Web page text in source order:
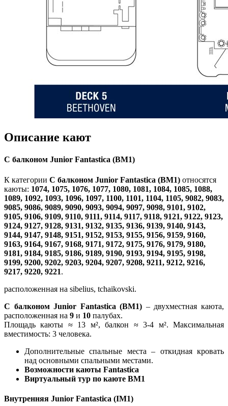
Описание кают
С балконом Junior Fantastica (BM1)
К категории С балконом Junior Fantastica (BM1) относятся
каюты: 1074, 1075, 1076, 1077, 1080, 1081, 1084, 1085, 1088,
1089, 1092, 1093, 1096, 1097, 1100, 1101, 1104, 1105, 9082, 9083,
9085, 9086, 9089, 9090, 9093, 9094, 9097, 9098, 9101, 9102,
9105, 9106, 9109, 9110, 9111, 9114, 9117, 9118, 9121, 9122, 9123,
9124, 9127, 9128, 9131, 9132, 9135, 9136, 9139, 9140, 9143,
9144, 9147, 9148, 9151, 9152, 9153, 9155, 9156, 9159, 9160,
9163, 9164, 9167, 9168, 9171, 9172, 9175, 9176, 9179, 9180,
9181, 9184, 9185, 9186, 9189, 9190, 9193, 9194, 9195, 9198,
9199, 9200, 9202, 9203, 9204, 9207, 9208, 9211, 9212, 9216,
9217, 9220, 9221.
расположенная на sibelius, tchaikovski.
С балконом Junior Fantastica (BM1) – двухместная каюта,
расположенная на 9 и 10 палубах.
Площадь каюты ≈ 13 м², балкон ≈ 3-4 м². Максимальная
вместимость: 3 человека.
Дополнительные спальные места – откидная кровать
над основными спальными местами.
Возможности каюты Fantastica
Виртуальный тур по каюте BM1
Внутренняя Junior Fantastica (IM1)